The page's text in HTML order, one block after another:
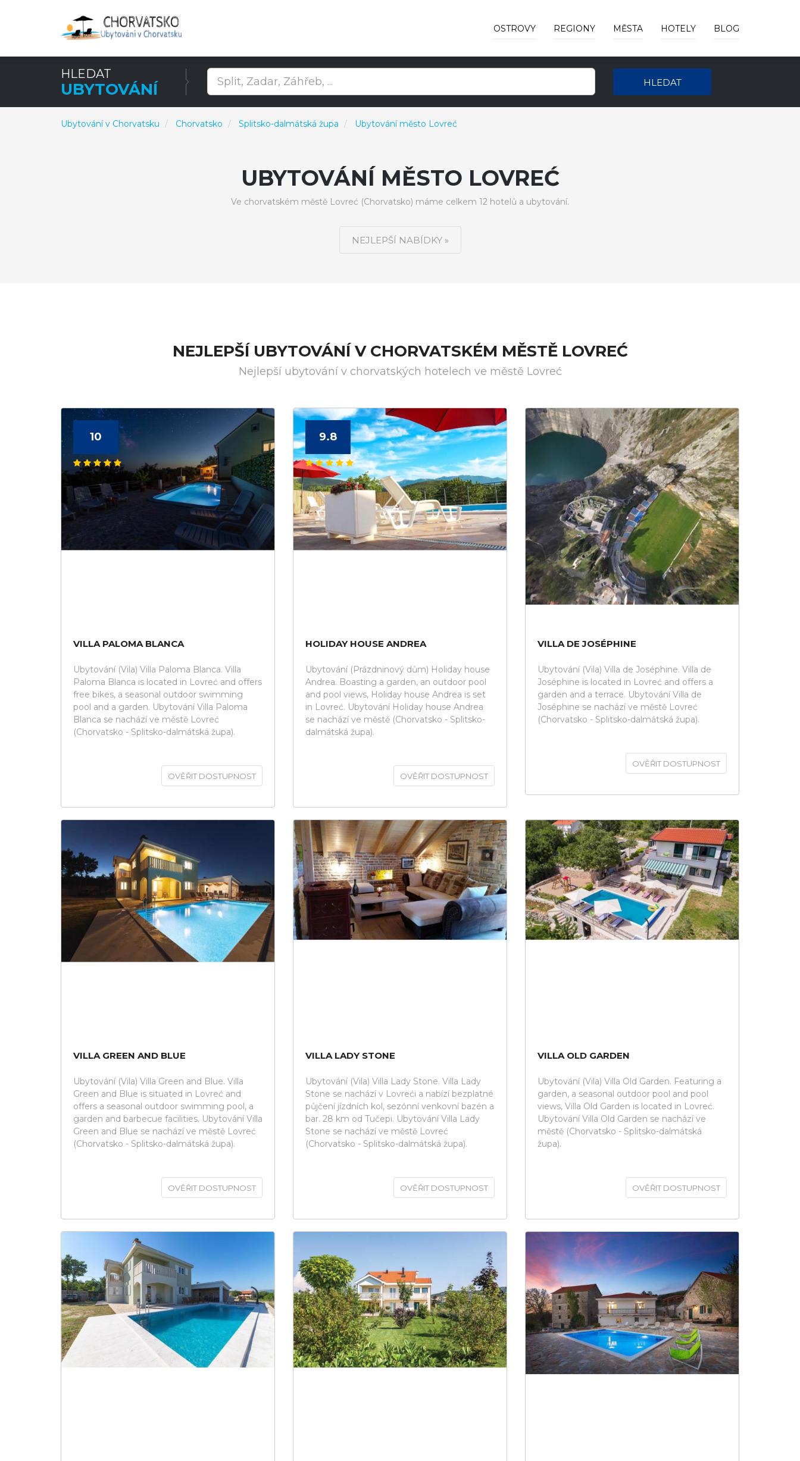
OSTROVY REGIONY MĚSTA HOTELY BLOG
HLEDAT
UBYTOVÁNÍ HLEDAT
Ubytování v Chorvatsku Chorvatsko Splitsko-dalmátská župa Ubytování město Lovreć
UBYTOVÁNÍ MĚSTO LOVREĆ
Ve chorvatském městě Lovreć (Chorvatsko) máme celkem 12 hotelů a ubytování.
NEJLEPŠÍ NABÍDKY »
NEJLEPŠÍ UBYTOVÁNÍ V CHORVATSKÉM MĚSTĚ LOVREĆ
Nejlepší ubytování v chorvatských hotelech ve městě Lovreć
10
VILLA PALOMA BLANCA
Ubytování (Vila) Villa Paloma Blanca. Villa
Paloma Blanca is located in Lovreć and offers
free bikes, a seasonal outdoor swimming
pool and a garden. Ubytování Villa Paloma
Blanca se nachází ve městě Lovreć
(Chorvatsko - Splitsko-dalmátská župa).
OVĚŘIT DOSTUPNOST
9.8
HOLIDAY HOUSE ANDREA
Ubytování (Prázdninový dům) Holiday house
Andrea. Boasting a garden, an outdoor pool
and pool views, Holiday house Andrea is set
in Lovreć. Ubytování Holiday house Andrea
se nachází ve městě (Chorvatsko - Splitsko-
dalmátská župa).
OVĚŘIT DOSTUPNOST
VILLA DE JOSÉPHINE
Ubytování (Vila) Villa de Joséphine. Villa de
Joséphine is located in Lovreć and offers a
garden and a terrace. Ubytování Villa de
Joséphine se nachází ve městě Lovreć
(Chorvatsko - Splitsko-dalmátská župa).
OVĚŘIT DOSTUPNOST
VILLA GREEN AND BLUE
Ubytování (Vila) Villa Green and Blue. Villa
Green and Blue is situated in Lovreć and
offers a seasonal outdoor swimming pool, a
garden and barbecue facilities. Ubytování Villa
Green and Blue se nachází ve městě Lovreć
(Chorvatsko - Splitsko-dalmátská župa).
OVĚŘIT DOSTUPNOST
VILLA LADY STONE
Ubytování (Vila) Villa Lady Stone. Villa Lady
Stone se nachází v Lovreći a nabízí bezplatné
půjčení jízdních kol, sezónní venkovní bazén a
bar. 28 km od Tučepi. Ubytování Villa Lady
Stone se nachází ve městě Lovreć
(Chorvatsko - Splitsko-dalmátská župa).
OVĚŘIT DOSTUPNOST
VILLA OLD GARDEN
Ubytování (Vila) Villa Old Garden. Featuring a
garden, a seasonal outdoor pool and pool
views, Villa Old Garden is located in Lovreć.
Ubytování Villa Old Garden se nachází ve
městě (Chorvatsko - Splitsko-dalmátská
župa).
OVĚŘIT DOSTUPNOST